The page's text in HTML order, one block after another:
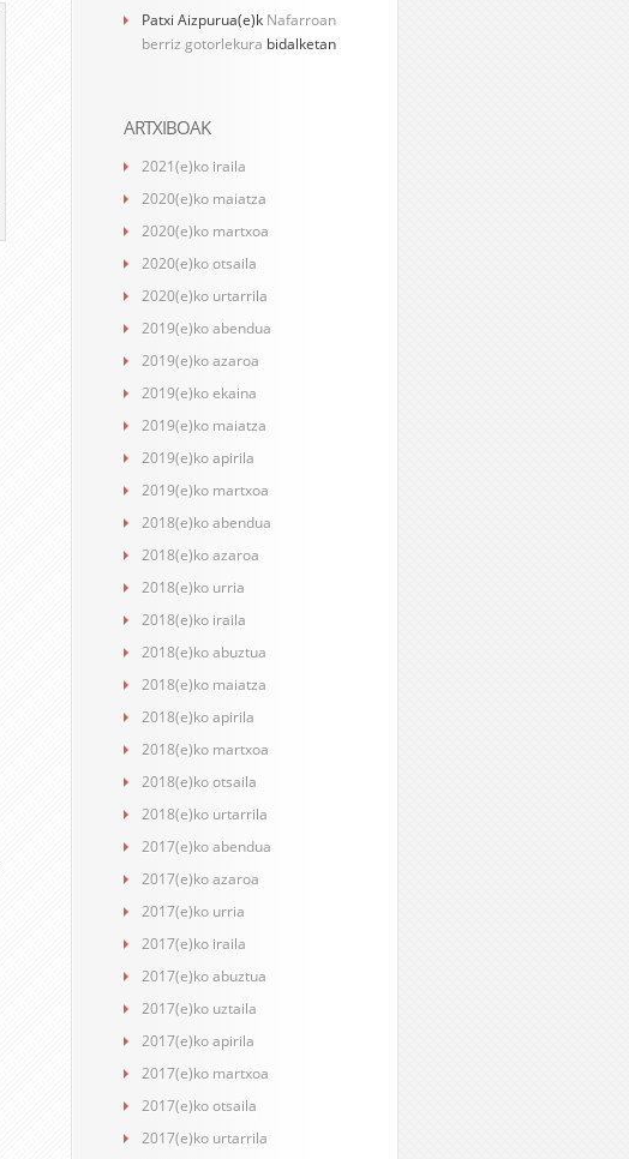
Patxi Aizpurua(e)k Nafarroan
berriz gotorlekura bidalketan
ARTXIBOAK
2021(e)ko iraila
2020(e)ko maiatza
2020(e)ko martxoa
2020(e)ko otsaila
2020(e)ko urtarrila
2019(e)ko abendua
2019(e)ko azaroa
2019(e)ko ekaina
2019(e)ko maiatza
2019(e)ko apirila
2019(e)ko martxoa
2018(e)ko abendua
2018(e)ko azaroa
2018(e)ko urria
2018(e)ko iraila
2018(e)ko abuztua
2018(e)ko maiatza
2018(e)ko apirila
2018(e)ko martxoa
2018(e)ko otsaila
2018(e)ko urtarrila
2017(e)ko abendua
2017(e)ko azaroa
2017(e)ko urria
2017(e)ko iraila
2017(e)ko abuztua
2017(e)ko uztaila
2017(e)ko apirila
2017(e)ko martxoa
2017(e)ko otsaila
2017(e)ko urtarrila